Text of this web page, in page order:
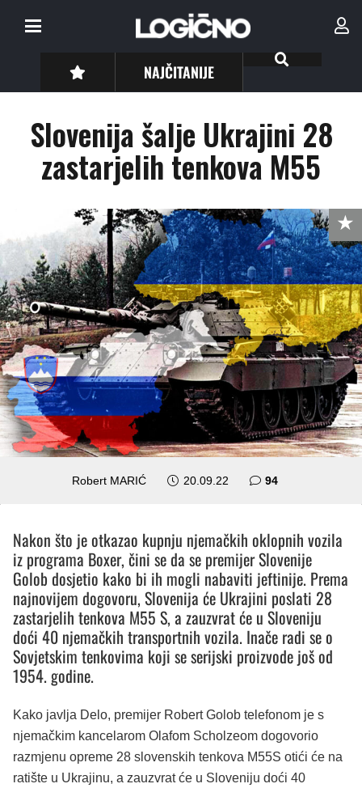
NAJČITANIJE
Slovenija šalje Ukrajini 28
zastarjelih tenkova M55
Robert MARIĆ 20.09.22 94komentara
Nakon što je otkazao kupnju njemačkih oklopnih vozila
iz programa Boxer, čini se da se premijer Slovenije
Golob dosjetio kako bi ih mogli nabaviti jeftinije. Prema
najnovijem dogovoru, Slovenija će Ukrajini poslati 28
zastarjelih tenkova M55 S, a zauzvrat će u Sloveniju
doći 40 njemačkih transportnih vozila. Inače radi se o
Sovjetskim tenkovima koji se serijski proizvode još od
1954. godine.
Kako javlja Delo, premijer Robert Golob telefonom je s
njemačkim kancelarom Olafom Scholzeom dogovorio
razmjenu opreme 28 slovenskih tenkova M55S otići će na
ratište u Ukrajinu, a zauzvrat će u Sloveniju doći 40